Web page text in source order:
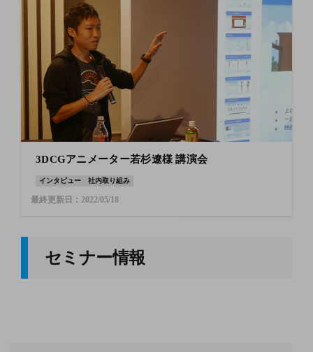
3DCGアニメーター若杉遼様 講演会
インタビュー 社内取り組み
最終更新日：2022/05/18
セミナー情報